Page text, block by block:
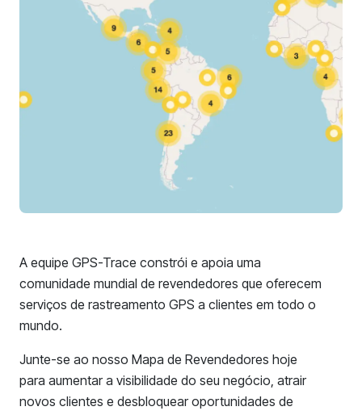
A equipe GPS-Trace constrói e apoia uma
comunidade mundial de revendedores que oferecem
serviços de rastreamento GPS a clientes em todo o
mundo.
Junte-se ao nosso Mapa de Revendedores hoje
para aumentar a visibilidade do seu negócio, atrair
novos clientes e desbloquear oportunidades de